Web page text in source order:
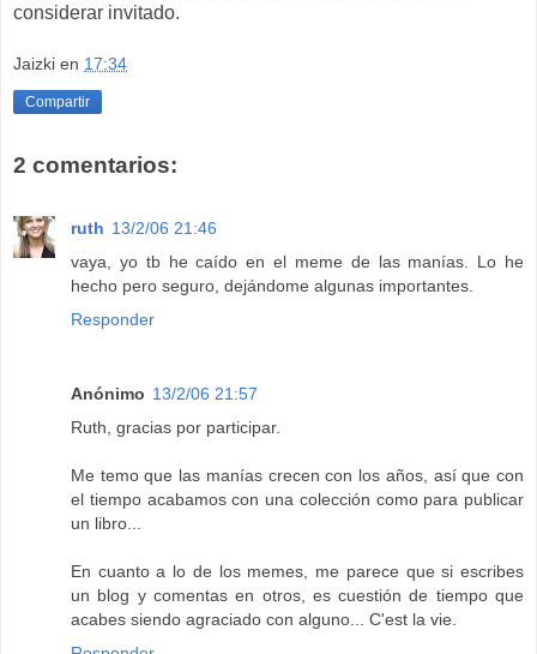
considerar invitado.
Jaizki en 17:34
Compartir
2 comentarios:
ruth 13/2/06 21:46
vaya, yo tb he caído en el meme de las manías. Lo he
hecho pero seguro, dejándome algunas importantes.
Responder
Anónimo 13/2/06 21:57
Ruth, gracias por participar.
Me temo que las manías crecen con los años, así que con
el tiempo acabamos con una colección como para publicar
un libro...
En cuanto a lo de los memes, me parece que si escribes
un blog y comentas en otros, es cuestión de tiempo que
acabes siendo agraciado con alguno... C'est la vie.